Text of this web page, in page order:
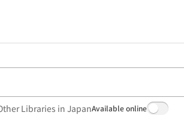
Libraries in JapanAvailable online